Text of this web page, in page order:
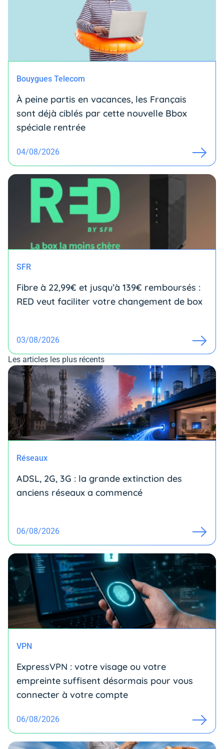
Bouygues Telecom
À peine partis en vacances, les Français
sont déjà ciblés par cette nouvelle Bbox
spéciale rentrée
04/08/2026
SFR
Fibre à 22,99€ et jusqu’à 139€ remboursés :
RED veut faciliter votre changement de box
03/08/2026
Les articles les plus récents
Réseaux
ADSL, 2G, 3G : la grande extinction des
anciens réseaux a commencé
06/08/2026
VPN
ExpressVPN : votre visage ou votre
empreinte suffisent désormais pour vous
connecter à votre compte
06/08/2026